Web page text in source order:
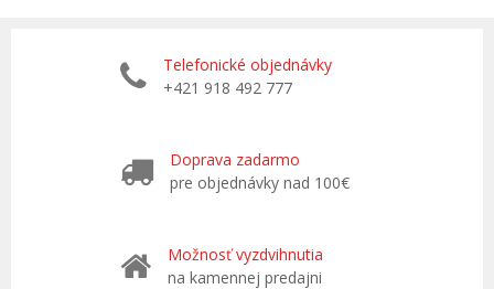
Telefonické objednávky
+421 918 492 777
Doprava zadarmo
pre objednávky nad 100€
Možnosť vyzdvihnutia
na kamennej predajni